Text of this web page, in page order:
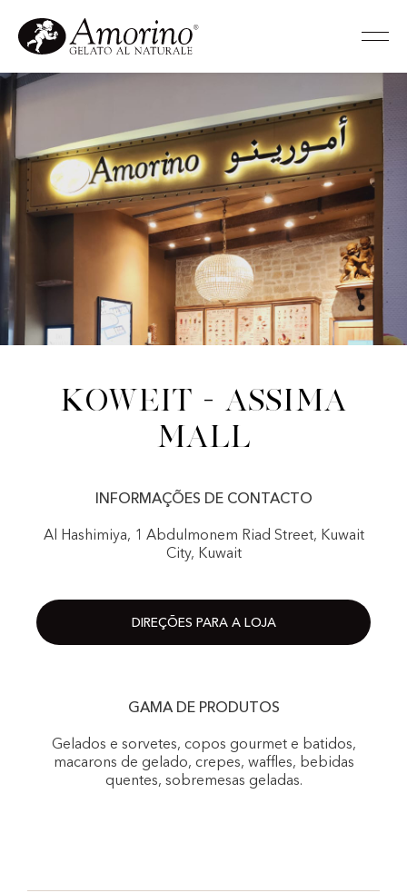
Koweit - Assima
Mall
INFORMAÇÕES DE CONTACTO
Al Hashimiya, 1 Abdulmonem Riad Street, Kuwait
City, Kuwait
DIREÇÕES PARA A LOJA
GAMA DE PRODUTOS
Gelados e sorvetes, copos gourmet e batidos,
macarons de gelado, crepes, waffles, bebidas
quentes, sobremesas geladas.